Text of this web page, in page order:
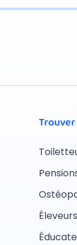
Éleveurs